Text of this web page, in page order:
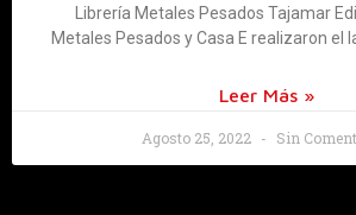
Librería Metales Pesados Tajamar
Metales Pesados y Casa E realizaron el
Leer Más »
Agosto 25, 2022 Sin